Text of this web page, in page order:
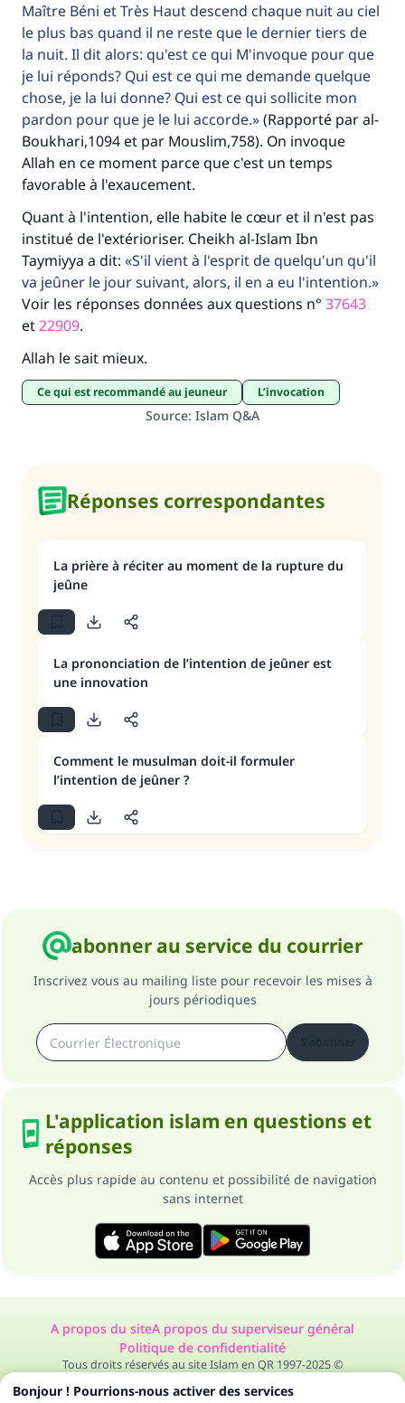
Maître Béni et Très Haut descend chaque nuit au ciel
le plus bas quand il ne reste que le dernier tiers de
la nuit. Il dit alors: qu'est ce qui M'invoque pour que
je lui réponds? Qui est ce qui me demande quelque
chose, je la lui donne? Qui est ce qui sollicite mon
pardon pour que je le lui accorde. (Rapporté par al-
Boukhari,1094 et par Mouslim,758). On invoque
Allah en ce moment parce que c'est un temps
favorable à l'exaucement.
Quant à l'intention, elle habite le cœur et il n'est pas
institué de l'extérioriser. Cheikh al-Islam Ibn
Taymiyya a dit: S'il vient à l'esprit de quelqu'un qu'il
va jeûner le jour suivant, alors, il en a eu l'intention.
Voir les réponses données aux questions n° 37643
et22909.
Allah le sait mieux.
Ce qui est recommandé au jeuneur L’invocation
Source: Islam Q&A
Réponses correspondantes
La prière à réciter au moment de la rupture du
jeûne
La prononciation de l’intention de jeûner est
une innovation
Comment le musulman doit-il formuler
l’intention de jeûner ?
abonner au service du courrier
Inscrivez vous au mailing liste pour recevoir les mises à
jours périodiques
L'application islam en questions et
réponses
Accès plus rapide au contenu et possibilité de navigation
sans internet
A propos du siteA propos du superviseur général
Politique de confidentialité
Tous droits réservés au site Islam en QR 1997-2025 ©
Bonjour ! Pourrions-nous activer des services